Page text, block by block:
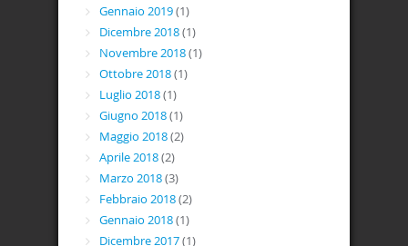
Gennaio 2019(1)
Dicembre 2018(1)
Novembre 2018(1)
Ottobre 2018(1)
Luglio 2018(1)
Giugno 2018(1)
Maggio 2018(2)
Aprile 2018(2)
Marzo 2018(3)
Febbraio 2018(2)
Gennaio 2018(1)
Dicembre 2017(1)